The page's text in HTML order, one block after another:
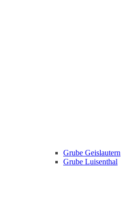
Grube Geislautern
Grube Luisenthal